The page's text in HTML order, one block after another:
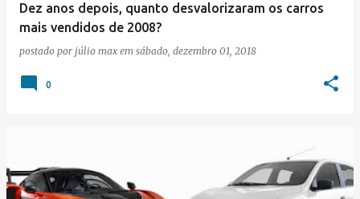
Dez anos depois, quanto desvalorizaram os carros
mais vendidos de 2008?
postado por júlio max em sábado, dezembro 01, 2018
0